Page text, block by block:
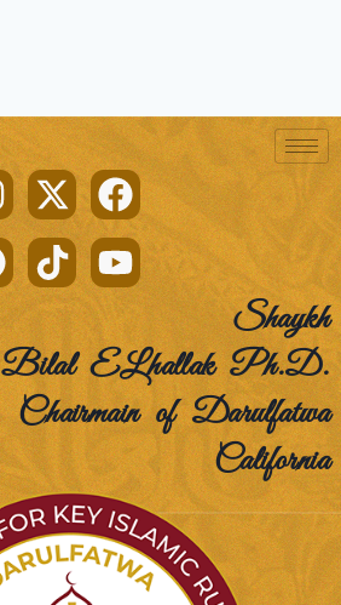
Shaykh
Bilal ELhallak Ph.D.
Chairmain of Darulfatwa
California